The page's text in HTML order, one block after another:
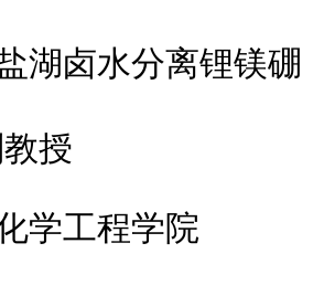
湖卤水分离锂镁硼
授
学工程学院